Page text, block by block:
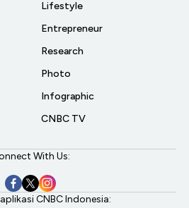
Lifestyle
Entrepreneur
Research
Photo
Infographic
CNBC TV
With Us:
CNBC Indonesia: